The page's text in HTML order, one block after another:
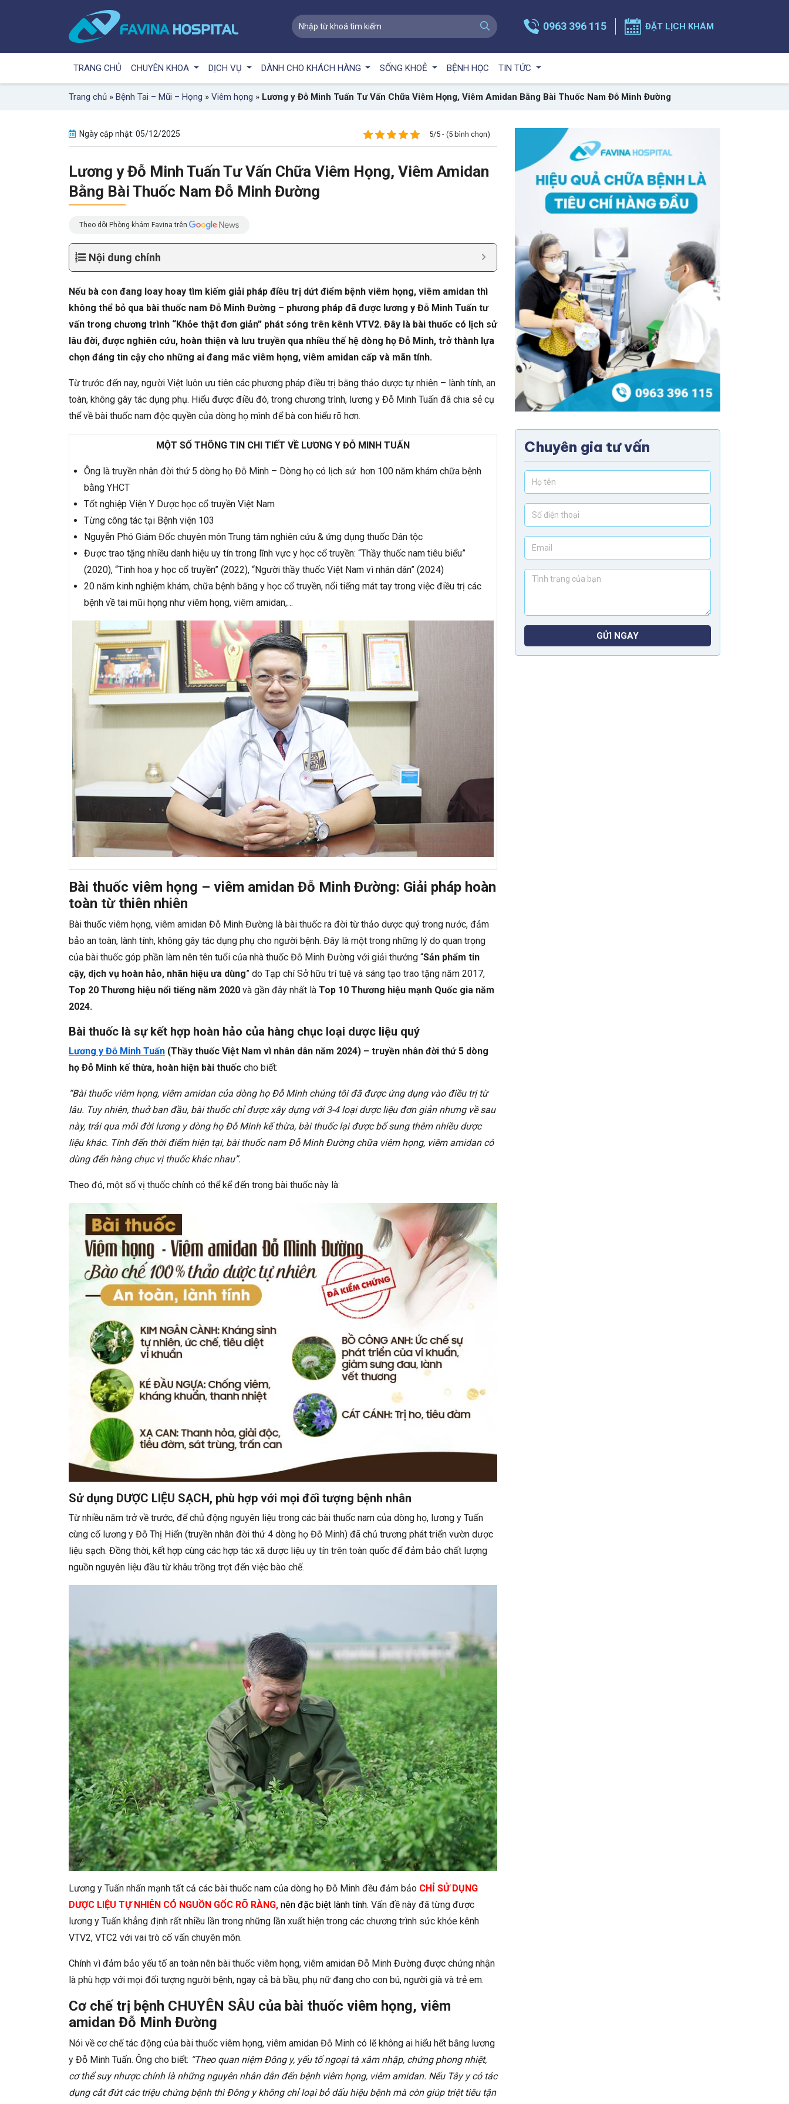
0963 396 115 ĐẶT LỊCH KHÁM
TRANG CHỦ CHUYÊN KHOA DỊCH VỤ DÀNH CHO KHÁCH HÀNG SỐNG KHOẺ BỆNH HỌC TIN TỨC
Trang chủ » Bệnh Tai – Mũi – Họng » Viêm họng » Lương y Đỗ Minh Tuấn Tư Vấn Chữa Viêm Họng, Viêm Amidan Bằng Bài Thuốc Nam Đỗ Minh Đường
Ngày cập nhật: 05/12/2025 5/5 - (5 bình chọn)
Lương y Đỗ Minh Tuấn Tư Vấn Chữa Viêm Họng, Viêm Amidan
Bằng Bài Thuốc Nam Đỗ Minh Đường
Theo dõi Phòng khám Favina trên
Nội dung chính
Nếu bà con đang loay hoay tìm kiếm giải pháp điều trị dứt điểm bệnh viêm họng, viêm amidan thì
không thể bỏ qua bài thuốc nam Đỗ Minh Đường – phương pháp đã được lương y Đỗ Minh Tuấn tư
vấn trong chương trình “Khỏe thật đơn giản” phát sóng trên kênh VTV2. Đây là bài thuốc có lịch sử
lâu đời, được nghiên cứu, hoàn thiện và lưu truyền qua nhiều thế hệ dòng họ Đỗ Minh, trở thành lựa
chọn đáng tin cậy cho những ai đang mắc viêm họng, viêm amidan cấp và mãn tính.
Từ trước đến nay, người Việt luôn ưu tiên các phương pháp điều trị bằng thảo dược tự nhiên – lành tính, an
toàn, không gây tác dụng phụ. Hiểu được điều đó, trong chương trình, lương y Đỗ Minh Tuấn đã chia sẻ cụ
thể về bài thuốc nam độc quyền của dòng họ mình để bà con hiểu rõ hơn.
MỘT SỐ THÔNG TIN CHI TIẾT VỀ LƯƠNG Y ĐỖ MINH TUẤN
Ông là truyền nhân đời thứ 5 dòng họ Đỗ Minh – Dòng họ có lịch sử hơn 100 năm khám chữa bệnh
bằng YHCT
Tốt nghiệp Viện Y Dược học cổ truyền Việt Nam
Từng công tác tại Bệnh viện 103
Nguyễn Phó Giám Đốc chuyên môn Trung tâm nghiên cứu & ứng dụng thuốc Dân tộc
Được trao tặng nhiều danh hiệu uy tín trong lĩnh vực y học cổ truyền: “Thầy thuốc nam tiêu biểu”
(2020), “Tinh hoa y học cổ truyền” (2022), “Người thầy thuốc Việt Nam vì nhân dân” (2024)
20 năm kinh nghiệm khám, chữa bệnh bằng y học cổ truyền, nổi tiếng mát tay trong việc điều trị các
bệnh về tai mũi họng như viêm họng, viêm amidan,…
Bài thuốc viêm họng – viêm amidan Đỗ Minh Đường: Giải pháp hoàn
toàn từ thiên nhiên
Bài thuốc viêm họng, viêm amidan Đỗ Minh Đường là bài thuốc ra đời từ thảo dược quý trong nước, đảm
bảo an toàn, lành tính, không gây tác dụng phụ cho người bệnh. Đây là một trong những lý do quan trọng
của bài thuốc góp phần làm nên tên tuổi của nhà thuốc Đỗ Minh Đường với giải thưởng “Sản phẩm tin
cậy, dịch vụ hoàn hảo, nhãn hiệu ưa dùng” do Tạp chí Sở hữu trí tuệ và sáng tạo trao tặng năm 2017,
Top 20 Thương hiệu nổi tiếng năm 2020 và gần đây nhất là Top 10 Thương hiệu mạnh Quốc gia năm
2024.
Bài thuốc là sự kết hợp hoàn hảo của hàng chục loại dược liệu quý
Lương y Đỗ Minh Tuấn (Thầy thuốc Việt Nam vì nhân dân năm 2024) – truyền nhân đời thứ 5 dòng
họ Đỗ Minh kế thừa, hoàn hiện bài thuốc cho biết:
“Bài thuốc viêm họng, viêm amidan của dòng họ Đỗ Minh chúng tôi đã được ứng dụng vào điều trị từ
lâu. Tuy nhiên, thuở ban đầu, bài thuốc chỉ được xây dựng với 3-4 loại dược liệu đơn giản nhưng về sau
này, trải qua mỗi đời lương y dòng họ Đỗ Minh kế thừa, bài thuốc lại được bổ sung thêm nhiều dược
liệu khác. Tính đến thời điểm hiện tại, bài thuốc nam Đỗ Minh Đường chữa viêm họng, viêm amidan có
dùng đến hàng chục vị thuốc khác nhau”.
Theo đó, một số vị thuốc chính có thể kể đến trong bài thuốc này là:
Sử dụng DƯỢC LIỆU SẠCH, phù hợp với mọi đối tượng bệnh nhân
Từ nhiều năm trở về trước, để chủ động nguyên liệu trong các bài thuốc nam của dòng họ, lương y Tuấn
cùng cố lương y Đỗ Thị Hiển (truyền nhân đời thứ 4 dòng họ Đỗ Minh) đã chủ trương phát triển vườn dược
liệu sạch. Đồng thời, kết hợp cùng các hợp tác xã dược liệu uy tín trên toàn quốc để đảm bảo chất lượng
nguồn nguyên liệu đầu từ khâu trồng trọt đến việc bào chế.
Lương y Tuấn nhấn mạnh tất cả các bài thuốc nam của dòng họ Đỗ Minh đều đảm bảo CHỈ SỬ DỤNG
DƯỢC LIỆU TỰ NHIÊN CÓ NGUỒN GỐC RÕ RÀNG, nên đặc biệt lành tính. Vấn đề này đã từng được
lương y Tuấn khẳng định rất nhiều lần trong những lần xuất hiện trong các chương trình sức khỏe kênh
VTV2, VTC2 với vai trò cố vấn chuyên môn.
Chính vì đảm bảo yếu tố an toàn nên bài thuốc viêm họng, viêm amidan Đỗ Minh Đường được chứng nhận
là phù hợp với mọi đối tượng người bệnh, ngay cả bà bầu, phụ nữ đang cho con bú, người già và trẻ em.
Cơ chế trị bệnh CHUYÊN SÂU của bài thuốc viêm họng, viêm
amidan Đỗ Minh Đường
Nói về cơ chế tác động của bài thuốc viêm họng, viêm amidan Đỗ Minh có lẽ không ai hiểu hết bằng lương
y Đỗ Minh Tuấn. Ông cho biết: “Theo quan niệm Đông y, yếu tố ngoại tà xâm nhập, chứng phong nhiệt,
cơ thể suy nhược chính là những nguyên nhân dẫn đến bệnh viêm họng, viêm amidan. Nếu Tây y có tác
dụng cắt đứt các triệu chứng bệnh thì Đông y không chỉ loại bỏ dấu hiệu bệnh mà còn giúp triệt tiêu tận
Chuyên gia tư vấn
GỬI NGAY